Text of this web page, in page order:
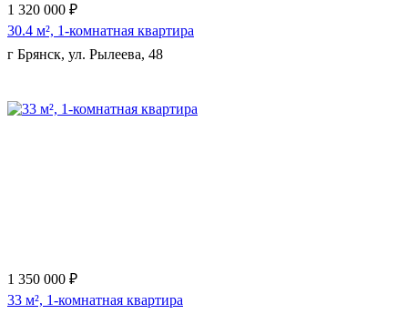
1 320 000 ₽
30.4 м², 1-комнатная квартира
г Брянск, ул. Рылеева, 48
1 350 000 ₽
33 м², 1-комнатная квартира